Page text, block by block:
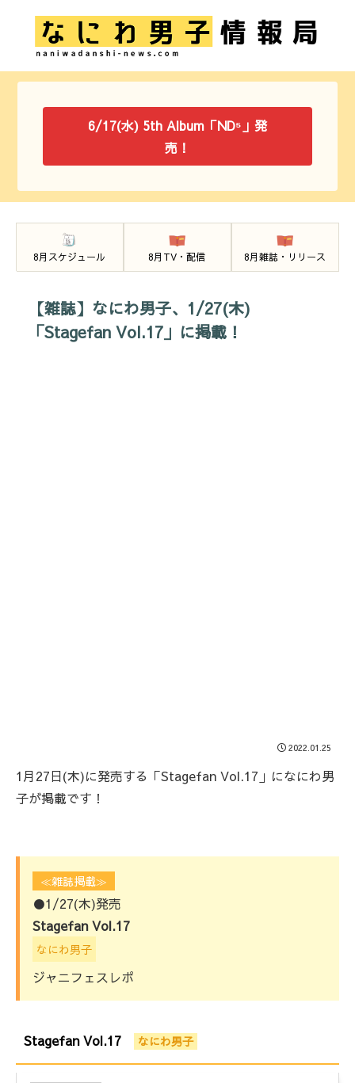
6/17(水) 5th Album「ND⁵」発
売！
8月スケジュール 8月TV・配信 8月雑誌・リリース
【雑誌】なにわ男子、1/27(木)
「Stagefan Vol.17」に掲載！
2022.01.25
1月27日(木)に発売する「Stagefan Vol.17」になにわ男
子が掲載です！
≪雑誌掲載≫
●1/27(木)発売
Stagefan Vol.17
なにわ男子
ジャニフェスレポ
Stagefan Vol.17 なにわ男子